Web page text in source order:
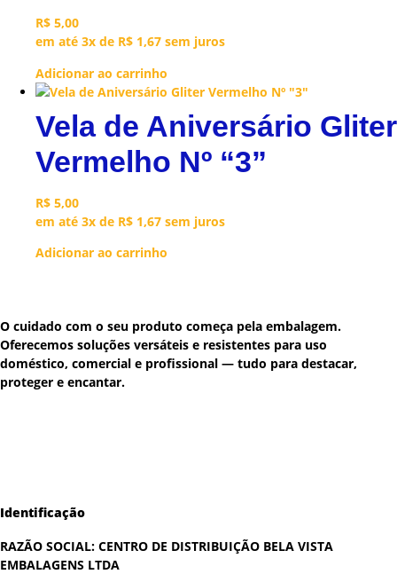
R$ 5,00
em até 3x de R$ 1,67 sem juros
Adicionar ao carrinho
Vela de Aniversário Gliter
Vermelho Nº “3”
R$ 5,00
em até 3x de R$ 1,67 sem juros
Adicionar ao carrinho
O cuidado com o seu produto começa pela embalagem.
Oferecemos soluções versáteis e resistentes para uso
doméstico, comercial e profissional — tudo para destacar,
proteger e encantar.
Identificação
RAZÃO SOCIAL: CENTRO DE DISTRIBUIÇÃO BELA VISTA
EMBALAGENS LTDA